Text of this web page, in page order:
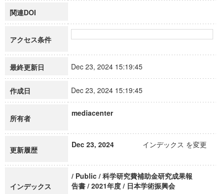
関連DOI
アクセス条件
最終更新日 Dec 23, 2024 15:19:45
作成日 Dec 23, 2024 15:19:45
所有者
mediacenter
更新履歴
Dec 23, 2024 インデックス を変更
インデックス
/ Public / 科学研究費補助金研究成果報
告書 / 2021年度 / 日本学術振興会